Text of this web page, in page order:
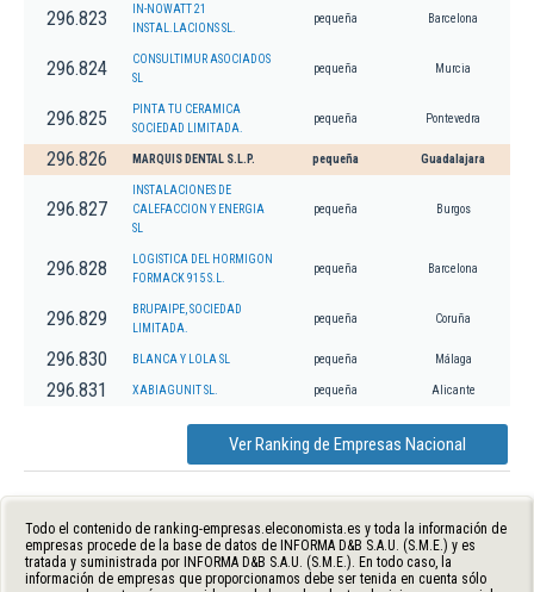
296.823
IN-NOWATT 21
INSTAL.LACIONS SL.
pequeña Barcelona
296.824
CONSULTIMUR ASOCIADOS
SL
pequeña Murcia
296.825
PINTA TU CERAMICA
SOCIEDAD LIMITADA.
pequeña Pontevedra
296.826 MARQUIS DENTAL S.L.P. pequeña Guadalajara
296.827
INSTALACIONES DE
CALEFACCION Y ENERGIA
SL
pequeña Burgos
296.828
LOGISTICA DEL HORMIGON
FORMACK 915 S.L.
pequeña Barcelona
296.829
BRUPAIPE, SOCIEDAD
LIMITADA.
pequeña Coruña
296.830 BLANCA Y LOLA SL pequeña Málaga
296.831 XABIAGUNIT SL. pequeña Alicante
Ver Ranking de Empresas Nacional
Todo el contenido de ranking-empresas.eleconomista.es y toda la información de
empresas procede de la base de datos de INFORMA D&B S.A.U. (S.M.E.) y es
tratada y suministrada por INFORMA D&B S.A.U. (S.M.E.). En todo caso, la
información de empresas que proporcionamos debe ser tenida en cuenta sólo